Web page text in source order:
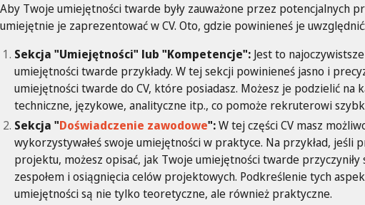
Aby Twoje umiejętności twarde były zauważone przez potencjalnych
umiejętnie je zaprezentować w CV. Oto, gdzie powinieneś je uwzględnić:
Sekcja "Umiejętności" lub "Kompetencje": Jest to
umiejętności twarde przykłady. W tej sekcji powinieneś jasno i
umiejętności twarde do CV, które posiadasz. Możesz je podzielić
techniczne, językowe, analityczne itp., co pomoże rekruterowi
Sekcja "Doświadczenie zawodowe":W tej części CV masz
wykorzystywałeś swoje umiejętności w praktyce. Na przykład, jeśli
projektu, możesz opisać, jak Twoje umiejętności twarde
zespołem i osiągnięcia celów projektowych. Podkreślenie tych
umiejętności są nie tylko teoretyczne, ale również praktyczne.